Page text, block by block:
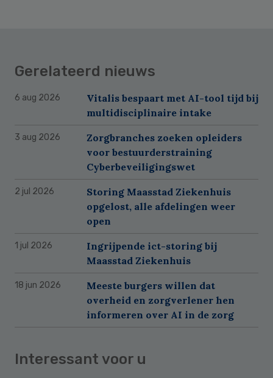
Gerelateerd nieuws
6 aug 2026
Vitalis bespaart met AI-tool tijd bij
multidisciplinaire intake
3 aug 2026
Zorgbranches zoeken opleiders
voor bestuurderstraining
Cyberbeveiligingswet
2 jul 2026
Storing Maasstad Ziekenhuis
opgelost, alle afdelingen weer
open
1 jul 2026
Ingrijpende ict-storing bij
Maasstad Ziekenhuis
18 jun 2026
Meeste burgers willen dat
overheid en zorgverlener hen
informeren over AI in de zorg
Interessant voor u